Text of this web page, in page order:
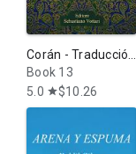
Corán - Traducción
etimológica:
Corano
Book 13
5.0 star$10.26